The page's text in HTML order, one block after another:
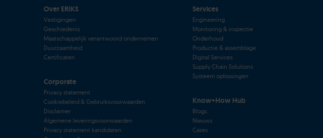
Over ERIKS
Vestigingen
Geschiedenis
Maatschappelijk verantwoord ondernemen
Duurzaamheid
Certificaten
Corporate
Privacy statement
Cookiebeleid & Gebruiksvoorwaarden
Disclaimer
Algemene leveringsvoorwaarden
Privacy statement kandidaten
Services
Engineering
Monitoring & inspectie
Onderhoud
Productie & assemblage
Digital Services
Supply Chain Solutions
Systeem oplossingen
Know+How Hub
Blogs
Nieuws
Cases